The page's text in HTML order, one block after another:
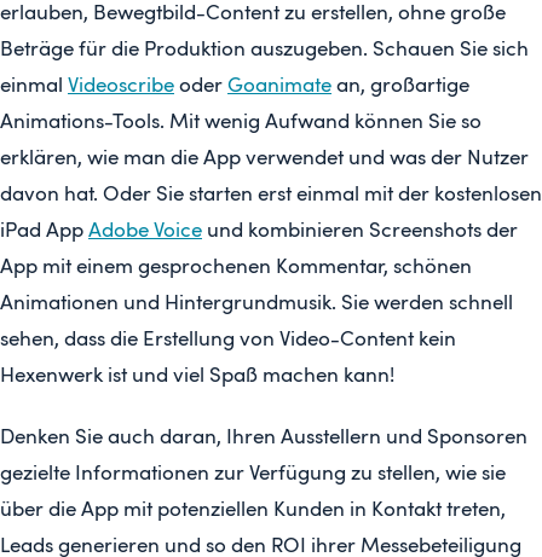
erlauben, Bewegtbild-Content zu erstellen, ohne große
Beträge für die Produktion auszugeben. Schauen Sie sich
einmal Videoscribe oder Goanimate an, großartige
Animations-Tools. Mit wenig Aufwand können Sie so
erklären, wie man die App verwendet und was der Nutzer
davon hat. Oder Sie starten erst einmal mit der kostenlosen
iPad App Adobe Voice und kombinieren Screenshots der
App mit einem gesprochenen Kommentar, schönen
Animationen und Hintergrundmusik. Sie werden schnell
sehen, dass die Erstellung von Video-Content kein
Hexenwerk ist und viel Spaß machen kann!
Denken Sie auch daran, Ihren Ausstellern und Sponsoren
gezielte Informationen zur Verfügung zu stellen, wie sie
über die App mit potenziellen Kunden in Kontakt treten,
Leads generieren und so den ROI ihrer Messebeteiligung